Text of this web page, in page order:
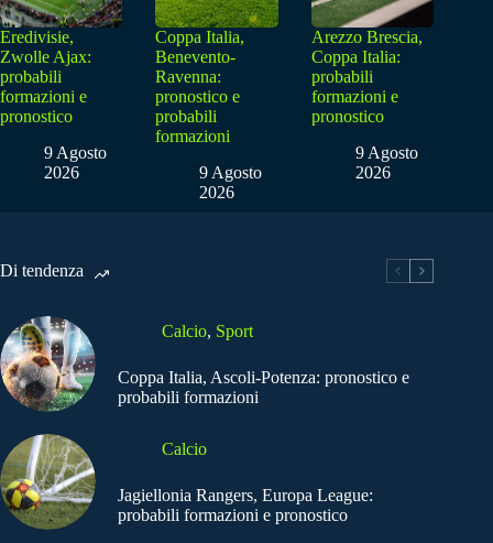
Eredivisie,
Zwolle Ajax:
probabili
formazioni e
pronostico
9 Agosto
2026
Coppa Italia,
Benevento-
Ravenna:
pronostico e
probabili
formazioni
9 Agosto
2026
Arezzo Brescia,
Coppa Italia:
probabili
formazioni e
pronostico
9 Agosto
2026
Di tendenza
Calcio, Sport
Coppa Italia, Ascoli-Potenza: pronostico e
probabili formazioni
Calcio
Jagiellonia Rangers, Europa League:
probabili formazioni e pronostico